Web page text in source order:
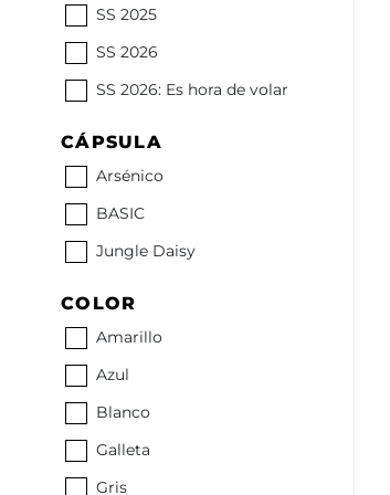
SS 2025
SS 2026
SS 2026: Es hora de volar
CÁPSULA
Arsénico
BASIC
Jungle Daisy
COLOR
Amarillo
Azul
Blanco
Galleta
Gris